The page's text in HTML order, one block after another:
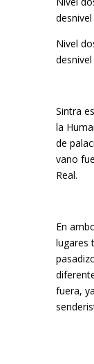
desnivel
Nivel
desnivel
Sintra
la
de
vano
Real.
En
lugares
fuera,